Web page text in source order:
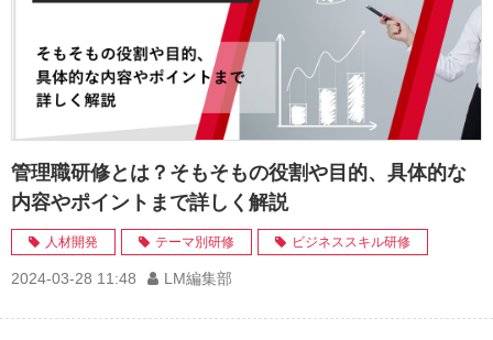
管理職研修とは？そもそもの役割や目的、具体的な
内容やポイントまで詳しく解説
人材開発 テーマ別研修 ビジネススキル研修
2024-03-28 11:48 LM編集部